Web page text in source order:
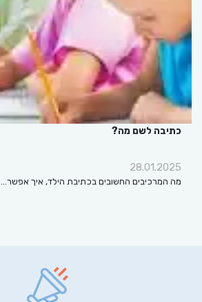
כתיבה לשם מה?
28.01.2025
מה המרכיבים החשובים בכתיבת הילד, איך אפשר…